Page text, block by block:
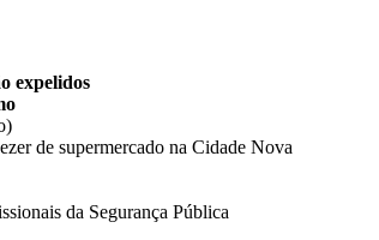
expelidos
de supermercado na Cidade Nova
da Segurança Pública